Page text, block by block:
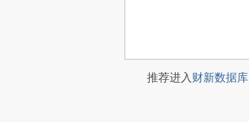
推荐进入财新数据库